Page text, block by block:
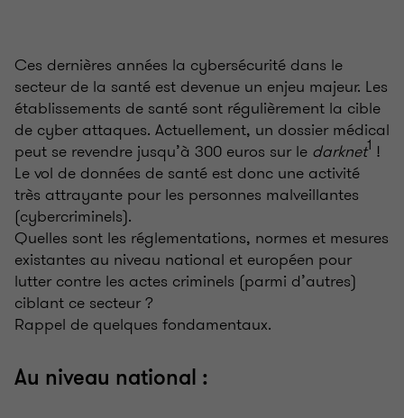
Ces dernières années la cybersécurité dans le
secteur de la santé est devenue un enjeu majeur. Les
établissements de santé sont régulièrement la cible
de cyber attaques. Actuellement, un dossier médical
peut se revendre jusqu’à 300 euros sur le darknet1 !
Le vol de données de santé est donc une activité
très attrayante pour les personnes malveillantes
(cybercriminels).
Quelles sont les réglementations, normes et mesures
existantes au niveau national et européen pour
lutter contre les actes criminels (parmi d’autres)
ciblant ce secteur ?
Rappel de quelques fondamentaux.
Au niveau national :